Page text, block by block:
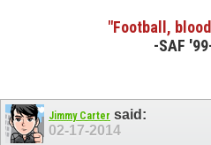
"Football,
-SAF
Jimmy Carter said:
02-17-2014